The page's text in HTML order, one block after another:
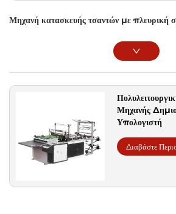
Μηχανή κατασκευής τσαντών με πλευρική
Μηχανής
Υπολογιστή
Διαβάστε